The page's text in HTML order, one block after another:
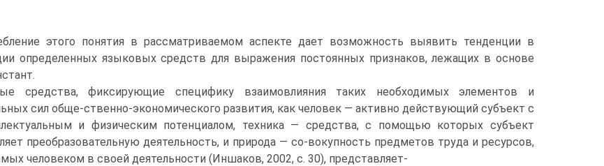
этого понятия в рассматриваемом аспекте дает возможность выявить тенденции в
определенных языковых средств для выражения постоянных признаков, лежащих в основе
средства, фиксирующие специфику взаимовлияния таких необходимых элементов и
сил обще-ственно-экономического развития, как человек — активно действующий субъект с
и физическим потенциалом, техника — средства, с помощью которых субъект
преобразовательную деятельность, и природа — со-вокупность предметов труда и ресурсов,
человеком в своей деятельности (Иншаков, 2002, с. 30), представляет-